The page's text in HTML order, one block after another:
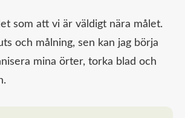
som att vi är väldigt nära målet.
och målning, sen kan jag börja
mina örter, torka blad och